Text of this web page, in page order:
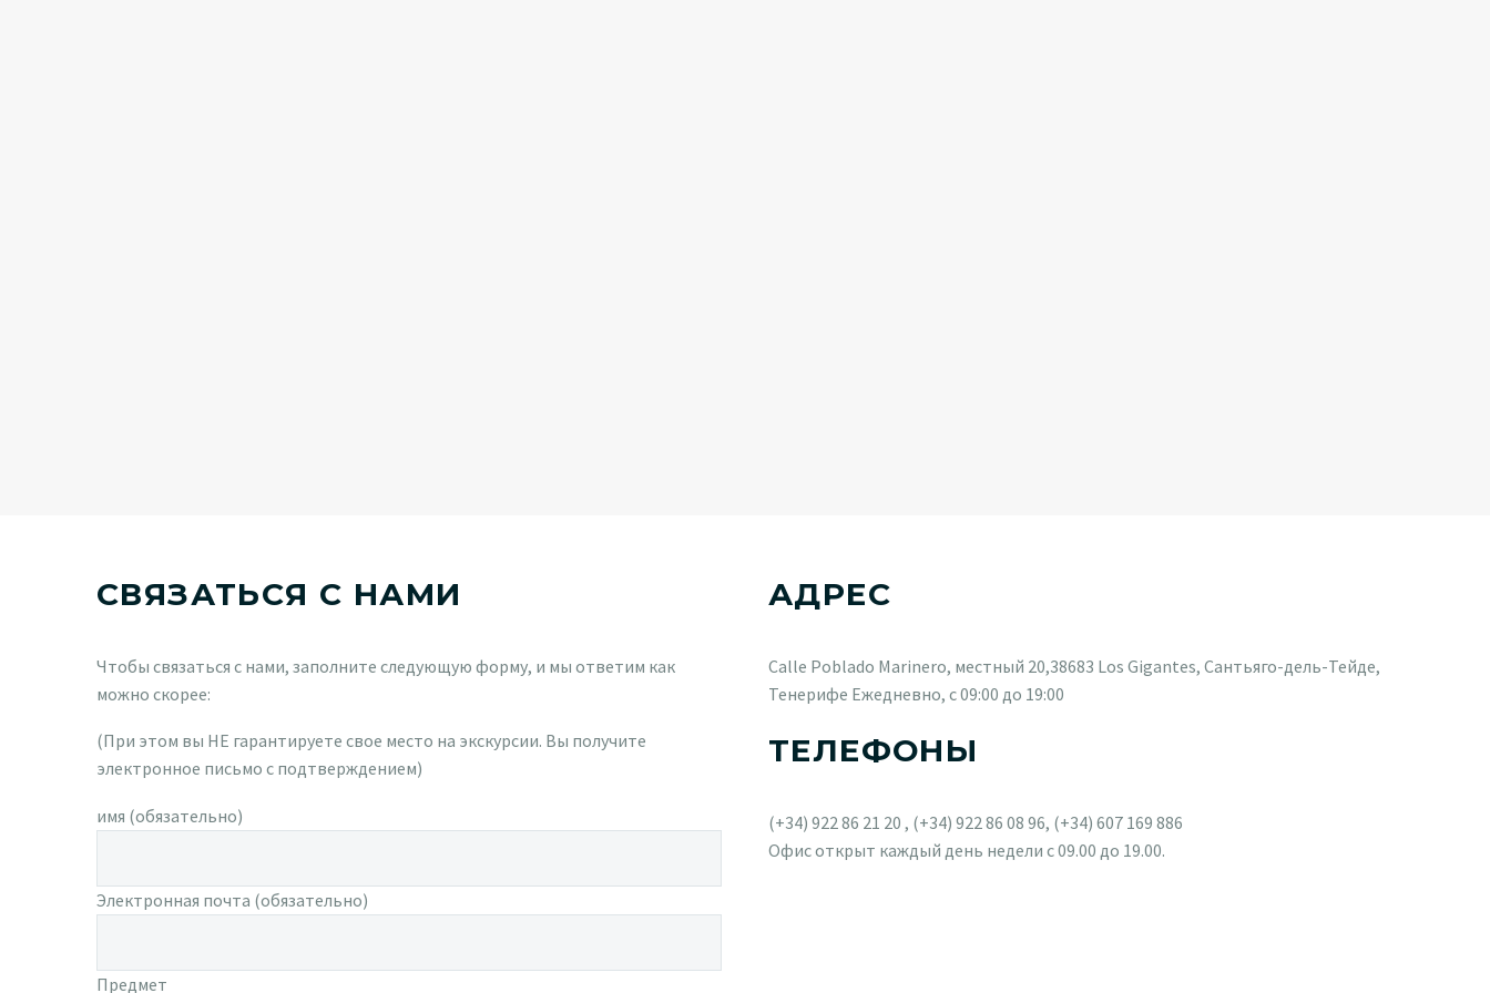
СВЯЗАТЬСЯ С НАМИ
Чтобы связаться с нами, заполните следующую форму, и мы ответим как
можно скорее:
(При этом вы НЕ гарантируете свое место на экскурсии. Вы получите
электронное письмо с подтверждением)
имя (обязательно)
Электронная почта (обязательно)
Предмет
АДРЕС
Calle Poblado Marinero, местный 20,38683 Los Gigantes, Сантьяго-дель-Тейде,
Тенерифе Ежедневно, с 09:00 до 19:00
ТЕЛЕФОНЫ
(+34) 922 86 21 20 , (+34) 922 86 08 96, (+34) 607 169 886
Офис открыт каждый день недели с 09.00 до 19.00.